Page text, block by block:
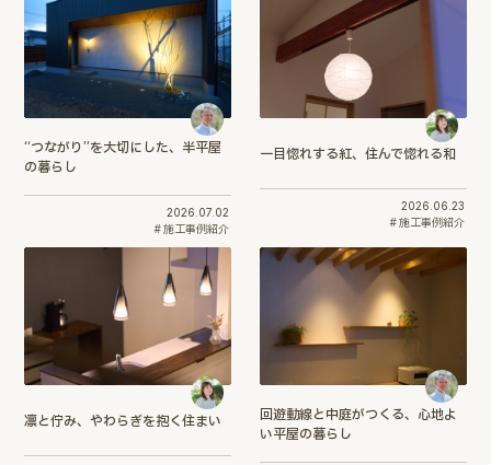
“つながり”を大切にした、半平屋
の暮らし
2026.07.02
施工事例紹介
一目惚れする紅、住んで惚れる和
2026.06.23
施工事例紹介
凛と佇み、やわらぎを抱く住まい
回遊動線と中庭がつくる、心地よ
い平屋の暮らし